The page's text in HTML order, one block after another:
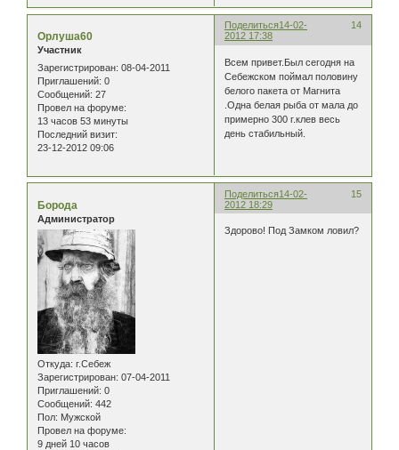
Поделиться 14
14-02-
2012 17:38
Орлуша60
Участник
Зарегистрирован: 08-04-2011
Приглашений: 0
Сообщений: 27
Провел на форуме:
13 часов 53 минуты
Последний визит:
23-12-2012 09:06
Всем привет.Был сегодня на
Себежском поймал половину
белого пакета от Магнита
.Одна белая рыба от мала до
примерно 300 г.клев весь
день стабильный.
Поделиться 15
14-02-
2012 18:29
Борода
Администратор
Откуда: г.Себеж
Зарегистрирован: 07-04-2011
Приглашений: 0
Сообщений: 442
Пол: Мужской
Провел на форуме:
9 дней 10 часов
Здорово! Под Замком ловил?